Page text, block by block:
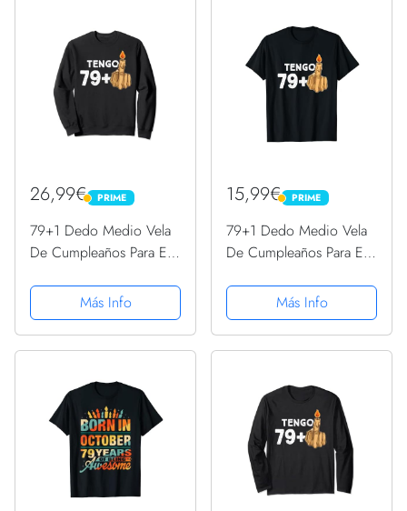
26,99€ PRIME
PRIME
79+1 Dedo Medio Vela
De Cumpleaños Para El
SudaderaMás Info
15,99€ PRIME
PRIME
79+1 Dedo Medio Vela
De Cumpleaños Para El
CamisetaMás Info